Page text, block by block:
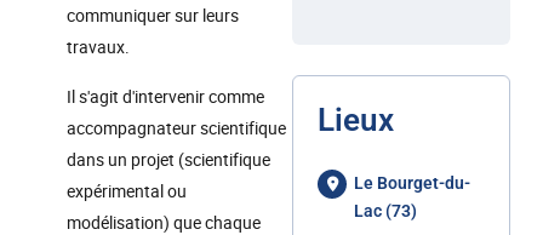
communiquer sur leurs
travaux.
Il s'agit d'intervenir comme
accompagnateur scientifique
dans un projet (scientifique
expérimental ou
modélisation) que chaque
Lieux
Le Bourget-du-
Lac (73)